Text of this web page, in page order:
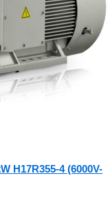
H17R355-4 (6000V-